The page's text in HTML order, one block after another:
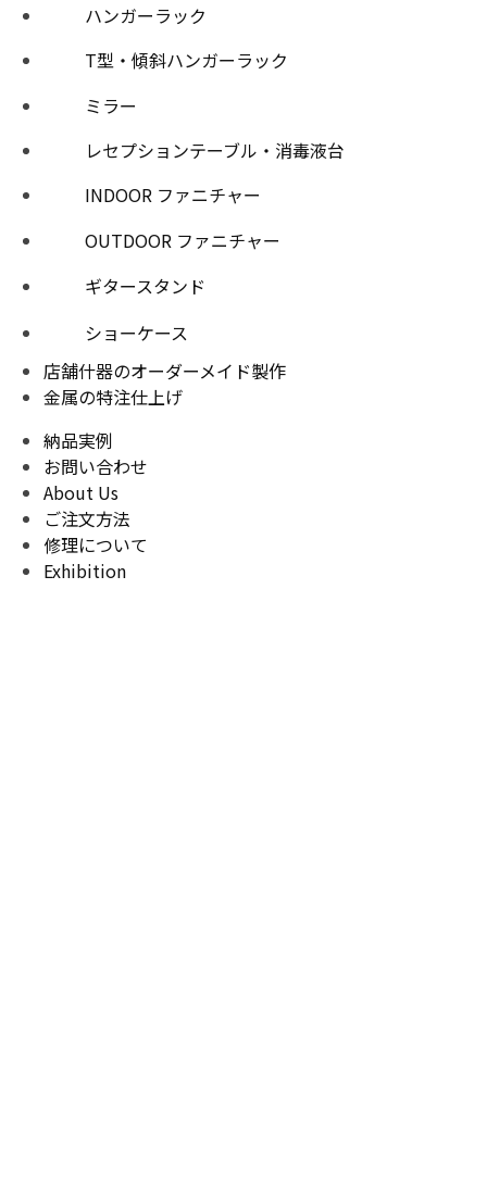
ハンガーラック
T型・傾斜ハンガーラック
ミラー
レセプションテーブル・消毒液台
INDOOR ファニチャー
OUTDOOR ファニチャー
ギタースタンド
ショーケース
店舗什器のオーダーメイド製作
金属の特注仕上げ
納品実例
お問い合わせ
About Us
ご注文方法
修理について
Exhibition